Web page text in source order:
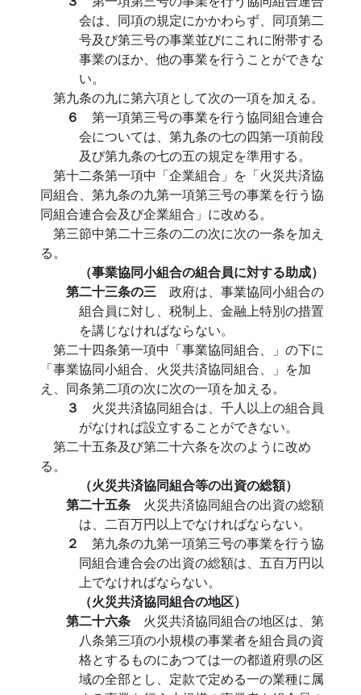
会は、同項の規定にかかわらず、同項第二
号及び第三号の事業並びにこれに附帯する
事業のほか、他の事業を行うことができな
い。
第九条の九に第六項として次の一項を加える。
６ 第一項第三号の事業を行う協同組合連合
会については、第九条の七の四第一項前段
及び第九条の七の五の規定を準用する。
第十二条第一項中「企業組合」を「火災共済協
同組合、第九条の九第一項第三号の事業を行う協
同組合連合会及び企業組合」に改める。
第三節中第二十三条の二の次に次の一条を加え
る。
（事業協同小組合の組合員に対する助成）
第二十三条の三 政府は、事業協同小組合の
組合員に対し、税制上、金融上特別の措置
を講じなければならない。
第二十四条第一項中「事業協同組合、」の下に
「事業協同小組合、火災共済協同組合、」を加
え、同条第二項の次に次の一項を加える。
３ 火災共済協同組合は、千人以上の組合員
がなければ設立することができない。
第二十五条及び第二十六条を次のように改め
る。
（火災共済協同組合等の出資の総額）
第二十五条 火災共済協同組合の出資の総額
は、二百万円以上でなければならない。
２ 第九条の九第一項第三号の事業を行う協
同組合連合会の出資の総額は、五百万円以
上でなければならない。
（火災共済協同組合の地区）
第二十六条 火災共済協同組合の地区は、第
八条第三項の小規模の事業者を組合員の資
格とするものにあつては一の都道府県の区
域の全部とし、定款で定める一の業種に属